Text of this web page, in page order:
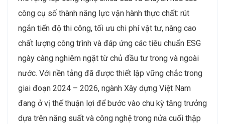
công cụ số thành năng lực vận hành thực chất: rút
ngắn tiến độ thi công, tối ưu chi phí vật tư, nâng cao
chất lượng công trình và đáp ứng các tiêu chuẩn ESG
ngày càng nghiêm ngặt từ chủ đầu tư trong và ngoài
nước. Với nền tảng đã được thiết lập vững chắc trong
giai đoạn 2024 – 2026, ngành Xây dựng Việt Nam
đang ở vị thế thuận lợi để bước vào chu kỳ tăng trưởng
dựa trên năng suất và công nghệ trong nửa cuối thập